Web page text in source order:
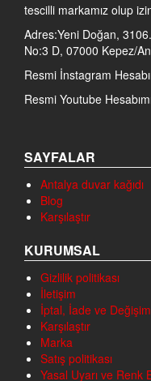
tescilli markamız olup
Adres:Yeni Doğan,
No:3 D, 07000 Kepez/
Resmi İnstagram
Resmi Youtube
SAYFALAR
Antalya duvar kağıdı
Blog
Karşılaştır
KURUMSAL
Gizlilik politikası
İletişim
İptal, İade ve
Karşılaştır
Marka
Satış politikası
Yasal Uyarı ve Renk